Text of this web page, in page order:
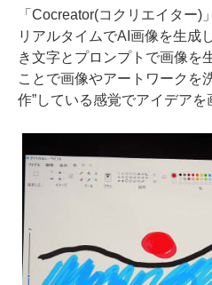
「Cocreator(コクリエイター
リアルタイムでAI画像を生成
き文字とプロンプトで画像を
ことで画像やアートワークを
作”している感覚でアイデアを